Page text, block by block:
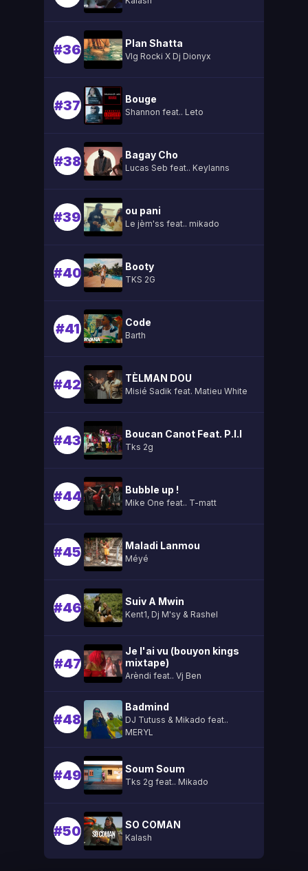
#36 Plan Shatta
Vlg Rocki X Dj Dionyx
#37 Bouge
Shannon feat.. Leto
#38 Bagay Cho
Lucas Seb feat.. Keylanns
#39 ou pani
Le jèm'ss feat.. mikado
#40 Booty
TKS 2G
#41 Code
Barth
#42 TÈLMAN DOU
Misié Sadik feat. Matieu White
#43 Boucan Canot Feat. P.l.l
Tks 2g
#44 Bubble up !
Mike One feat.. T-matt
#45 Maladi Lanmou
Méyé
#46 Suiv A Mwin
Kent1, Dj M'sy & Rashel
#47
Je l'ai vu (bouyon kings
mixtape)
Arèndi feat.. Vj Ben
#48
Badmind
DJ Tutuss & Mikado feat..
MERYL
#49 Soum Soum
Tks 2g feat.. Mikado
#50 SO COMAN
Kalash